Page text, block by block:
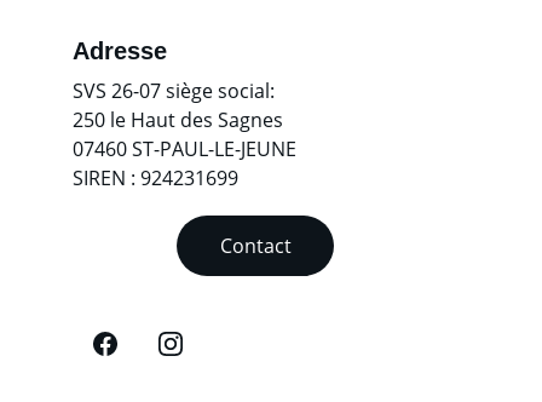
Adresse
SVS 26-07 siège social:
250 le Haut des Sagnes
07460 ST-PAUL-LE-JEUNE
SIREN : 924231699
Contact